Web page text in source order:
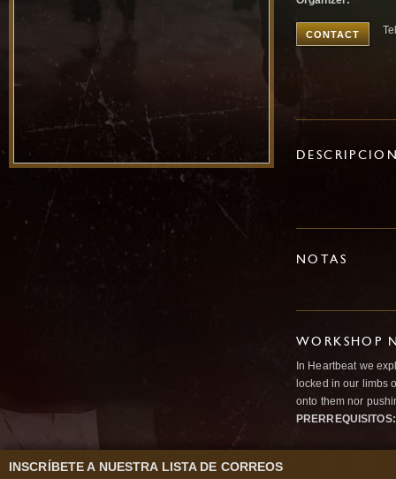
CONTACT
NOTAS
WORKSHOP
In Heartbeat we
locked in our limbs
onto them nor
PRERREQUISITOS:
INSCRÍBETE A NUESTRA LISTA DE CORREOS